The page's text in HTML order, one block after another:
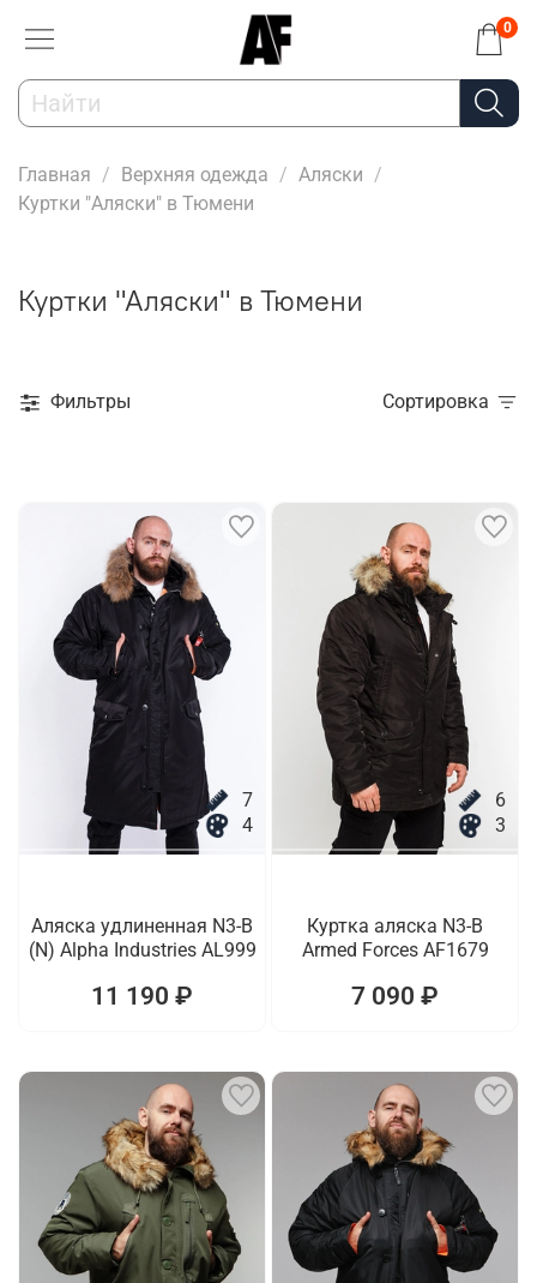
0
Главная Верхняя одежда
Аляски
Куртки "Аляски" в Тюмени
Куртки "Аляски" в Тюмени
Фильтры Сортировка
7
4
Аляска удлиненная N3-B
(N) Alpha Industries AL999
11 190 ₽
6
3
Куртка аляска N3-B
Armed Forces AF1679
7 090 ₽